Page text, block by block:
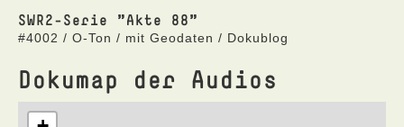
SWR2-Serie "Akte 88"
#4002 / O-Ton / mit Geodaten / Dokublog
Dokumap der Audios